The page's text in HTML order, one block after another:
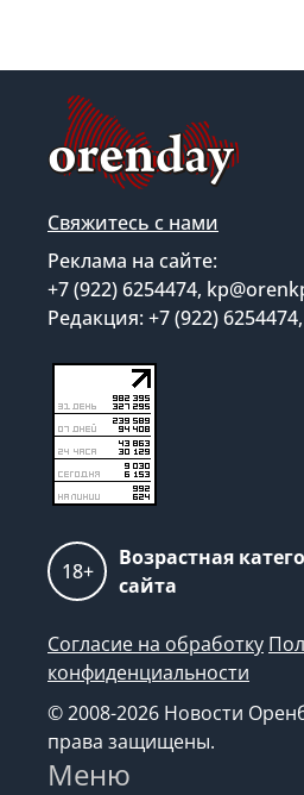
Свяжитесь с нами
Реклама на сайте:
+7 (922) 6254474,
Редакция: +7 (922)
18+
Возрастная
сайта
Согласие на обработку
конфиденциальности
© 2008-2026 Новости
права защищены.
Меню